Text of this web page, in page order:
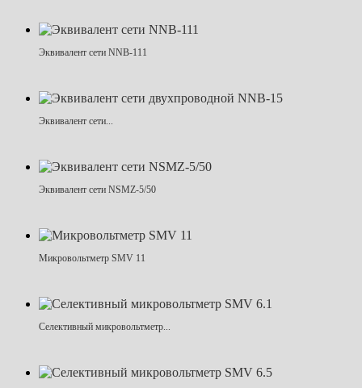
Эквивалент сети NNB-111
Эквивалент сети...
Эквивалент сети NSMZ-5/50
Микровольтметр SMV 11
Селективный микровольтметр...